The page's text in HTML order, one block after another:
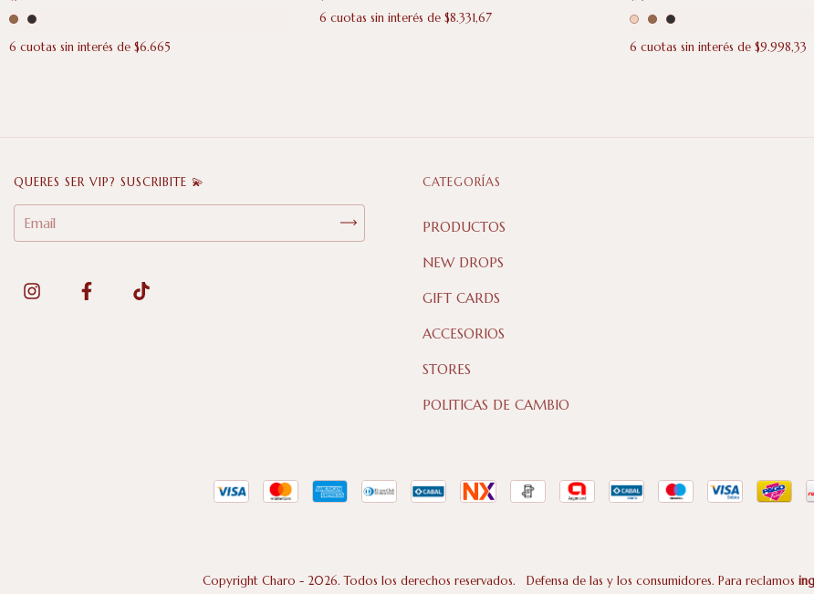
6 cuotas sin interés de $6.665
6 cuotas sin interés de $8.331,67
6 cuotas sin interés de $9.998,33
QUERES SER VIP? SUSCRIBITE 💫 CATEGORÍAS
PRODUCTOS
NEW DROPS
GIFT CARDS
ACCESORIOS
STORES
POLITICAS DE CAMBIO
Copyright Charo - 2026. Todos los derechos reservados. Defensa de las y los consumidores. Para reclamos